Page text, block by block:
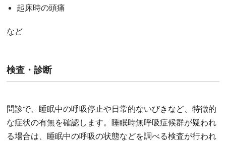
起床時の頭痛
など
検査・診断
問診で、睡眠中の呼吸停止や日常的ないびきなど、特徴的
な症状の有無を確認します。睡眠時無呼吸症候群が疑われ
る場合は、睡眠中の呼吸の状態などを調べる検査が行われ